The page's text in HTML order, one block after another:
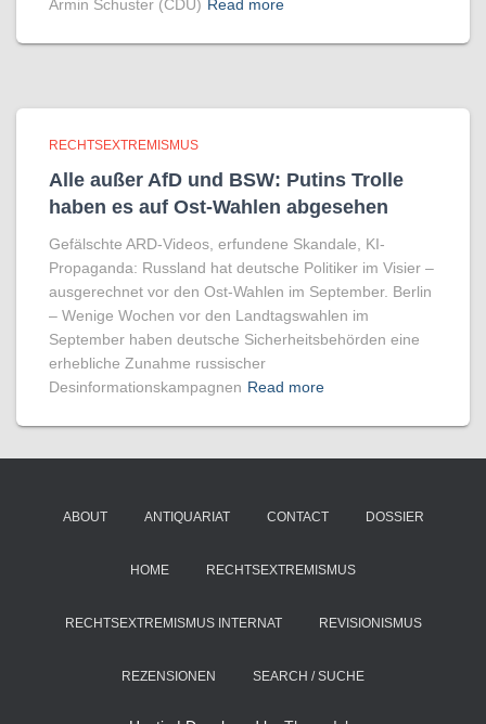
Armin Schuster (CDU) Read more
RECHTSEXTREMISMUS
Alle außer AfD und BSW: Putins Trolle
haben es auf Ost-Wahlen abgesehen
Gefälschte ARD-Videos, erfundene Skandale, KI-
Propaganda: Russland hat deutsche Politiker im Visier –
ausgerechnet vor den Ost-Wahlen im September. Berlin
– Wenige Wochen vor den Landtagswahlen im
September haben deutsche Sicherheitsbehörden eine
erhebliche Zunahme russischer
Desinformationskampagnen Read more
ABOUT ANTIQUARIAT CONTACT DOSSIER
HOME RECHTSEXTREMISMUS
RECHTSEXTREMISMUS INTERNAT REVISIONISMUS
REZENSIONEN SEARCH / SUCHE